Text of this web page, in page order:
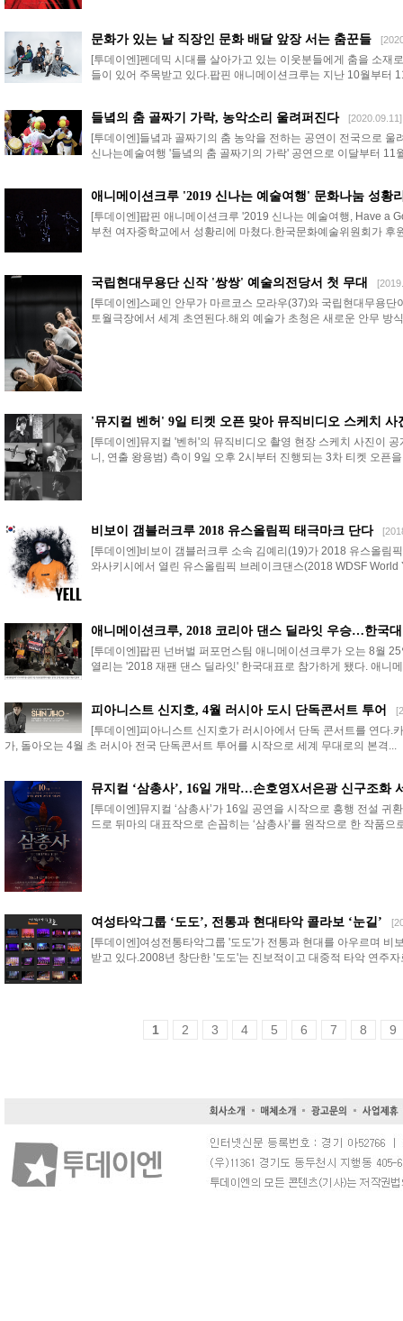
문화가 있는 날 직장인 문화 배달 앞장 서는 춤꾼들
[투데이엔]펜데믹 시대를 살아가고 있는 이웃분들에게 춤을 소재
들이 있어 주목받고 있다.팝핀 애니메이션크루는 지난 10월부터
들녘의 춤 골짜기 가락, 농악소리 울려퍼진다 [2020.09.11]
[투데이엔]들녘과 골짜기의 춤 농악을 전하는 공연이 전국으로
신나는예술여행 '들녘의 춤 골짜기의 가락' 공연으로 이달부터 11
애니메이션크루 '2019 신나는 예술여행' 문화나눔 성황
[투데이엔]팝핀 애니메이션크루 '2019 신나는 예술여행, Have a
부천 여자중학교에서 성황리에 마쳤다.한국문화예술위원회가 후
국립현대무용단 신작 '쌍쌍' 예술의전당서 첫 무대
[투데이엔]스페인 안무가 마르코스 모라우(37)와 국립현대무용
토월극장에서 세계 초연된다.해외 예술가 초청은 새로운 안무 방
'뮤지컬 벤허' 9일 티켓 오픈 맞아 뮤직비디오 스케치 사
[투데이엔]뮤지컬 '벤허'의 뮤직비디오 촬영 현장 스케치 사진이
니, 연출 왕용범) 측이 9일 오후 2시부터 진행되는 3차 티켓 오픈
비보이 갬블러크루 2018 유스올림픽 태극마크 단다
[투데이엔]비보이 갬블러크루 소속 김예리(19)가 2018 유스올림
와사키시에서 열린 유스올림픽 브레이크댄스(2018 WDSF
애니메이션크루, 2018 코리아 댄스 딜라잇 우승…한국
[투데이엔]팝핀 넌버벌 퍼포먼스팀 애니메이션크루가 오는 8월
열리는 '2018 재팬 댄스 딜라잇' 한국대표로 참가하게 됐다. 애니
피아니스트 신지호, 4월 러시아 도시 단독콘서트 투어
[투데이엔]피아니스트 신지호가 러시아에서 단독 콘서트를 연다.
가, 돌아오는 4월 초 러시아 전국 단독콘서트 투어를 시작으로 세계 무대로의 본격...
뮤지컬 ‘삼총사’, 16일 개막…손호영X서은광 신구조화
[투데이엔]뮤지컬 ‘삼총사’가 16일 공연을 시작으로 흥행 전설 귀
드로 뒤마의 대표작으로 손꼽히는 ‘삼총사’를 원작으로 한 작품으
여성타악그룹 ‘도도’, 전통과 현대타악 콜라보 ‘눈길’
[투데이엔]여성전통타악그룹 '도도'가 전통과 현대를 아우르며 비
받고 있다.2008년 창단한 '도도'는 진보적이고 대중적 타악 연주
1 2 3 4 5 6 7 8 9